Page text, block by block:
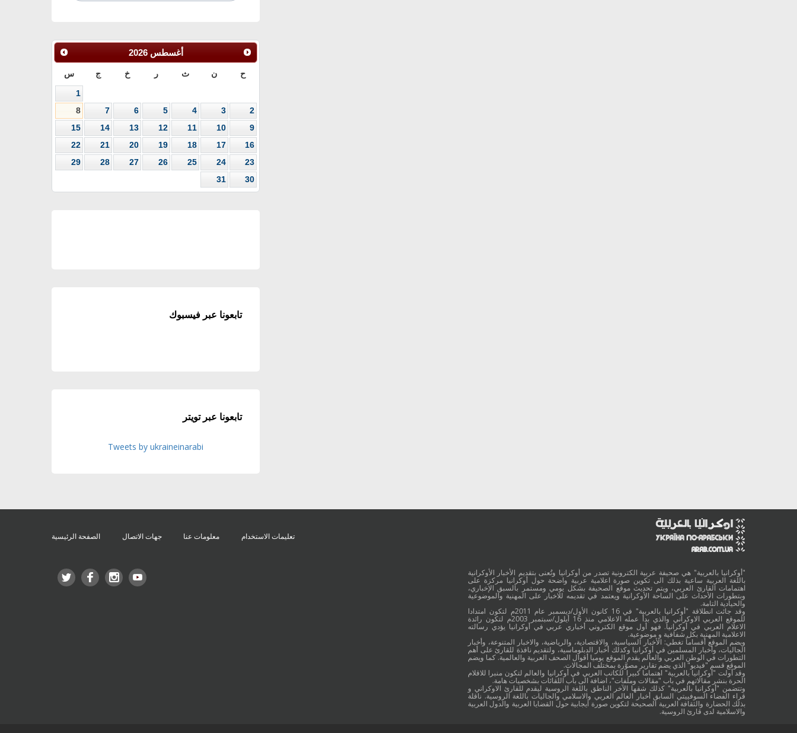
أغسطس 2026
ح ن ث ر خ ج س
1
2
3
4
5
6
7
8
9
10
11
12
13
14
15
16
17
18
19
20
21
22
23
24
25
26
27
28
29
30
31
تابعونا عبر فيسبوك
تابعونا عبر تويتر
Tweets by ukraineinarabi
"أوكرانيا بالعربية" هي صحيفة عربية الكترونية تصدر من أوكرانيا وتُعنى بتقديم الأخبار الأوكرانية
باللغة العربية ساعية بذلك الى تكوين صورة اعلامية عربية واضحة حول أوكرانيا مركزة على
اهتمامات القارئ العربي، ويتم تحديث موقع الصحيفة بشكل يومي ومستمر بالسبق الإخباري،
وبتطورات الأحداث على الساحة الأوكرانية ويعتمد في تقديمه للاخبار على المهنية والموضوعية
والحيادية التامة.
وقد جائت انطلاقة "أوكرانيا بالعربية" في 16 كانون الأول/ديسمبر عام 2011م لتكون امتدادا
للموقع العربي الاوكراني والذي بدأ عمله الاعلامي منذ 16 أيلول/سبتمبر 2003م لتكون رائدة
الاعلام العربي في أوكرانيا. فهو أول موقع الكتروني أخباري عربي في أوكرانيا يؤدي رسالته
الاعلامية المهنية بكل شفافية و موضوعية.
ويضم الموقع أقساماً تغطي: الأخبار السياسية، والاقتصادية، والرياضية، والاخبار المتنوعة، وأخبار
الجاليات، وأخبار المسلمين في أوكرانيا وكذلك أخبار الدبلوماسية، ولتقديم نافذة للقارئ على أهم
التطورات في الوطن العربي والعالم يقدم الموقع يوميا أقوال الصحف العربية والعالمية. كما ويضم
الموقع قسم "فيديو" الذي يضم تقارير مصوَّرة بمختلف المجالات.
وقد أولت "أوكرانيا بالعربية" اهتماما كبيرا للكاتب العربي في أوكرانيا والعالم لتكون منبرا للاقلام
الحرة بنشر مقالاتهم في باب "مقالات وملفات"، اضافة الى باب اللقائات بشخصيات هامة.
وتتضمن "أوكرانيا بالعربية" كذلك شقها الآخر الناطق باللغة الروسية ليقدم للقارئ الاوكراني و
قراء الفضاء السوفييتي السابق أخبار العالم العربي والاسلامي والجاليات باللغة الروسية. ناقلة
بذلك الحضارة والثقافة العربية الصحيحة لتكوين صورة ايجابية حول القضايا العربية والدول العربية
والاسلامية لدى قارئ الروسية.
تعليمات الاستخدام معلومات عنا جهات الاتصال الصفحة الرئيسية